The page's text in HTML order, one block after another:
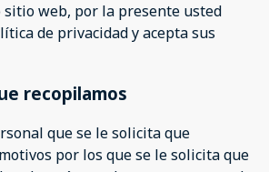
web, por la presente usted
de privacidad y acepta sus
recopilamos
que se le solicita que
por los que se le solicita que